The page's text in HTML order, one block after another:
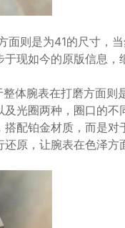
面则是为41的尺寸，
现如今的原版信息，
体腕表在打磨方面则
光圈两种，圈口的不
配铂金材质，而是对
原，让腕表在色泽方